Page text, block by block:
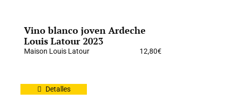
Vino blanco joven Ardeche
Louis Latour 2023
Maison Louis Latour 12,80€
Detalles